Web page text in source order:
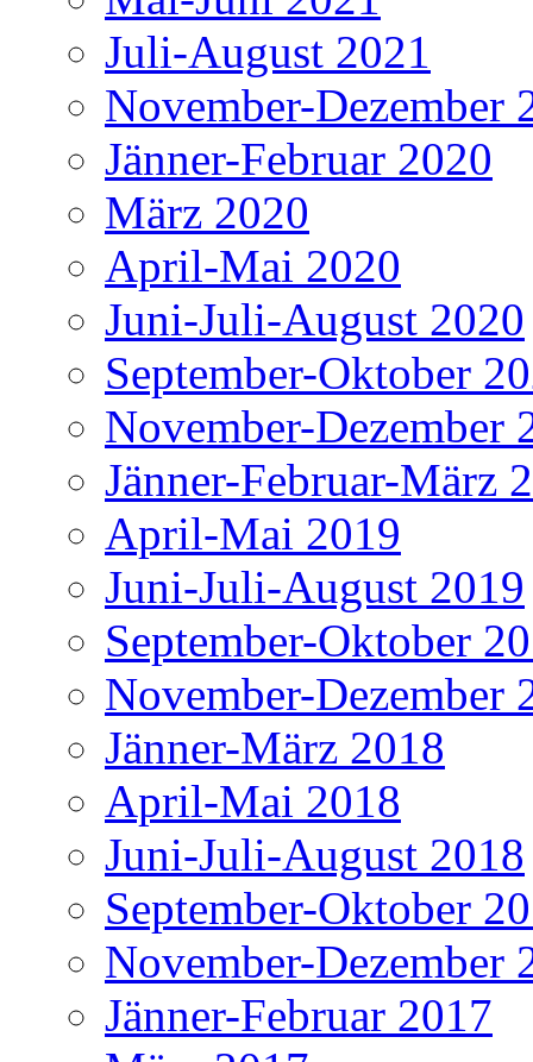
Juli-August 2021
November-Dezember
Jänner-Februar 2020
März 2020
April-Mai 2020
Juni-Juli-August 2020
September-Oktober
November-Dezember
Jänner-Februar-März
April-Mai 2019
Juni-Juli-August 2019
September-Oktober
November-Dezember
Jänner-März 2018
April-Mai 2018
Juni-Juli-August 2018
September-Oktober
November-Dezember
Jänner-Februar 2017